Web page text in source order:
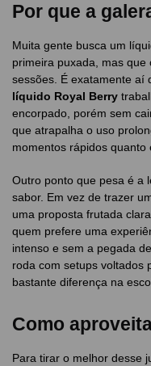
Por que a
Muita gente busca um
primeira puxada, mas
sessões. É exatamente aí
líquido Royal Berry
encorpado, porém sem
que atrapalha o uso
momentos rápidos quanto
Outro ponto que pesa é a
sabor. Em vez de trazer
uma proposta frutada
quem prefere uma
intenso e sem a pegada
roda com setups voltados
bastante diferença na
Como
Para tirar o melhor desse